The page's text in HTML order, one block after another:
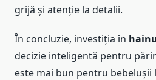
grijă și atenție la detalii.
În concluzie, investiția în
decizie inteligentă pentru
este mai bun pentru bebelușii